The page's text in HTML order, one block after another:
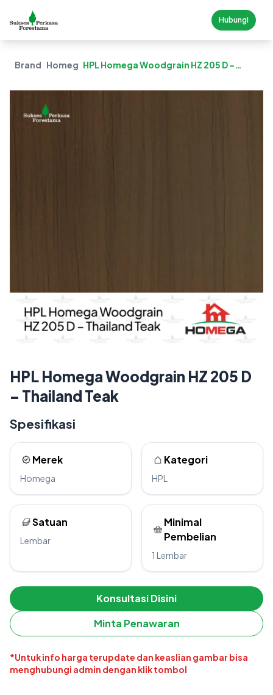
Hubungi
Brand HomegaHPL Homega Woodgrain HZ 205 D –
HPL Homega Woodgrain HZ 205 D
– Thailand Teak
Spesifikasi
Merek
Homega
Kategori
HPL
Satuan
Lembar
Minimal
Pembelian
1 Lembar
Konsultasi Disini
Minta Penawaran
*Untuk info harga terupdate dan keaslian gambar bisa
menghubungi admin dengan klik tombol